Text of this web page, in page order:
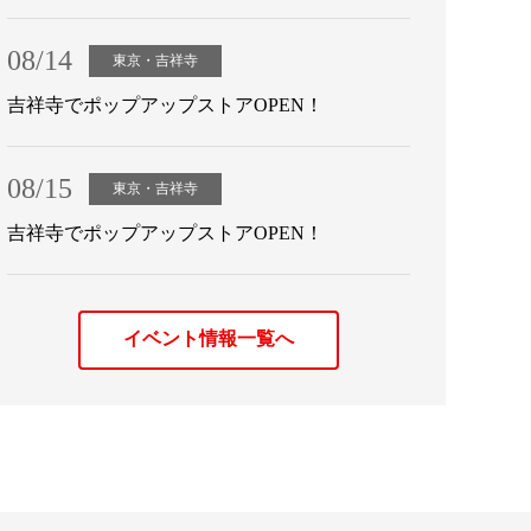
08/14 東京・吉祥寺
吉祥寺でポップアップストアOPEN！
08/15 東京・吉祥寺
吉祥寺でポップアップストアOPEN！
イベント情報一覧へ